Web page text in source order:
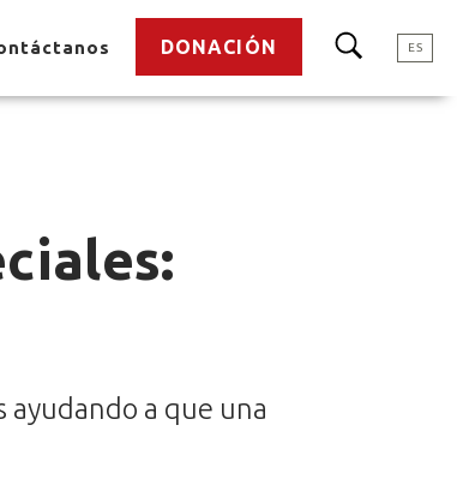
DONACIÓN ES
ayudando a que una